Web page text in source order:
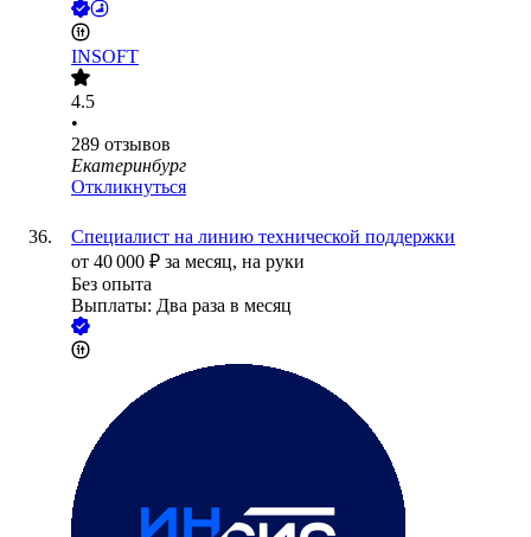
INSOFT
4.5
•
289 отзывов
Екатеринбург
Откликнуться
Специалист на линию технической поддержки
от 40 000 ₽ за месяц, на руки
Без опыта
Выплаты: Два раза в месяц